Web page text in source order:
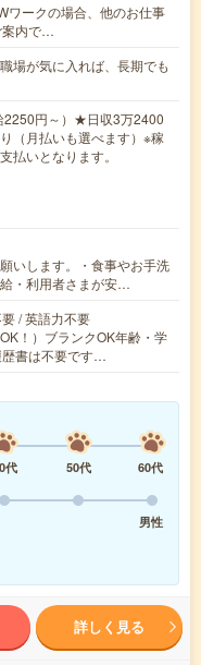
ークの場合、他のお仕事
案内で…
が気に入れば、長期でも
2250円～）★日収3万2400
（月払いも選べます）※稼
払いとなります。
いします。・食事やお手洗
・利用者さまが安…
/ 英語力不要
！）ブランクOK年齢・学
書は不要です…
代 50代
60代
男性
詳しく見る